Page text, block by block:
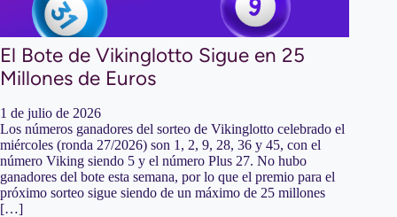
El Bote de Vikinglotto Sigue en 25
Millones de Euros
1 de julio de 2026
Los números ganadores del sorteo de Vikinglotto celebrado el
miércoles (ronda 27/2026) son 1, 2, 9, 28, 36 y 45, con el
número Viking siendo 5 y el número Plus 27. No hubo
ganadores del bote esta semana, por lo que el premio para el
próximo sorteo sigue siendo de un máximo de 25 millones
[…]